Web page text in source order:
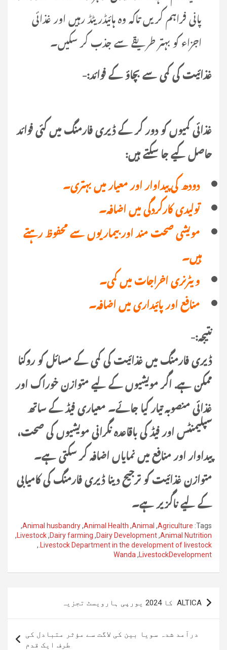
پانی فراہم کریں تاکہ وہ ہائیڈریٹڈ رہیں اور غذائی
اجزاء کو بہتر طریقے سے جذب کر سکیں۔
غذائیت کی کمی سے بچاؤ کے فوائد:-
غذائی کمیوں کو دور کر کے ڈیری فارمنگ میں کئی فوائد
حاصل کیے جا سکتے ہیں:
دودھ کی پیداوار اور معیار میں بہتری۔
تولیدی کارکردگی میں اضافہ۔
مویشی صحت مند اور بیماریوں سے محفوظ رہتے
ہیں۔
ویٹرنری اخراجات میں کمی۔
منافع اور پائیداری میں اضافہ۔
نتیجہ:-
ڈیری فارمنگ میں غذائیت کی کمی کے مسائل کو روکنا
ممکن ہے. اگر مویشیوں کے لیے متوازن خوراک اور
غذائی منصوبہ تیار کیا جائے۔ معیاری فیڈ کے ساتھ
سپلیمنٹس اور فیڈ کی باقاعدہ نگرانی مویشیوں کی صحت،
پیداوار اور منافع میں نمایاں اضافہ کر سکتی ہے۔
متوازن غذائیت کو ترجیح دینا ڈیری فارمنگ کی کامیابی
کے لیے ناگزیر ہے۔
Tags:
Agriculture
,
Animal
,
Animal Health
,
Animal husbandry
,
Animal Nutrition
,
Dairy Development
,
Dairy farming
,
Livestock
,
Livestock Department in the development of livestock.
,
LivestockDevelopment
,
Wanda
پوسٹوں
کی
نیویگیشن
ALTICA کا 2024 یورپی ہارویسٹ تجزیہ
درآمد شدہ سویا بین کی لاگت سے مؤثر متبادل کی
طرف ایک قدم